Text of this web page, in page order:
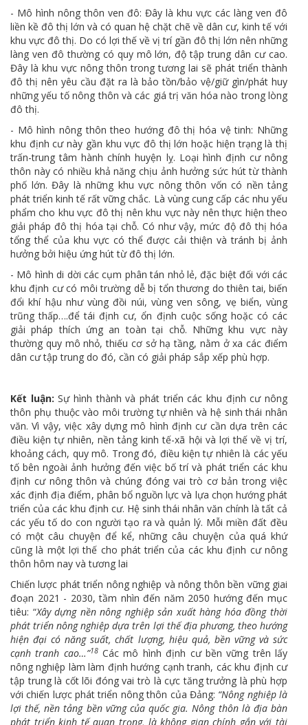
- Mô hình nông thôn ven đô: Đây là khu vực các làng ven đô
liền kề đô thị lớn và có quan hệ chặt chẽ về dân cư, kinh tế với
khu vực đô thị. Do có lợi thế về vị trí gần đô thị lớn nên những
làng ven đô thường có quy mô lớn, độ tập trung dân cư cao.
Đây là khu vực nông thôn trong tương lai sẽ phát triển thành
đô thị nên yêu cầu đặt ra là bảo tồn/bảo vệ/giữ gìn/phát huy
những yếu tố nông thôn và các giá trị văn hóa nào trong lòng
đô thị.
- Mô hình nông thôn theo hướng đô thị hóa vệ tinh: Những
khu định cư này gần khu vực đô thị lớn hoặc hiện trạng là thị
trấn-trung tâm hành chính huyện lỵ. Loại hình định cư nông
thôn này có nhiều khả năng chịu ảnh hưởng sức hút từ thành
phố lớn. Đây là những khu vực nông thôn vốn có nền tảng
phát triển kinh tế rất vững chắc. Là vùng cung cấp các nhu yếu
phẩm cho khu vực đô thị nên khu vực này nên thực hiện theo
giải pháp đô thị hóa tại chỗ. Có như vậy, mức độ đô thị hóa
tổng thể của khu vực có thể được cải thiện và tránh bị ảnh
hưởng bởi hiệu ứng hút từ đô thị lớn.
- Mô hình di dời các cụm phân tán nhỏ lẻ, đặc biệt đối với các
khu định cư có môi trường dễ bị tổn thương do thiên tai, biến
đổi khí hậu như vùng đồi núi, vùng ven sông, vẹ biển, vùng
trũng thấp….để tái định cư, ổn định cuộc sống hoặc có các
giải pháp thích ứng an toàn tại chỗ. Những khu vực này
thường quy mô nhỏ, thiếu cơ sở hạ tầng, nằm ở xa các điểm
dân cư tập trung do đó, cần có giải pháp sắp xếp phù hợp.
Kết luận: Sự hình thành và phát triển các khu định cư nông
thôn phụ thuộc vào môi trường tự nhiên và hệ sinh thái nhân
văn. Vì vậy, việc xây dựng mô hình định cư cần dựa trên các
điều kiện tự nhiên, nền tảng kinh tế-xã hội và lợi thế về vị trí,
khoảng cách, quy mô. Trong đó, điều kiện tự nhiên là các yếu
tố bên ngoài ảnh hưởng đến việc bố trí và phát triển các khu
định cư nông thôn và chúng đóng vai trò cơ bản trong việc
xác định địa điểm, phân bổ nguồn lực và lựa chọn hướng phát
triển của các khu định cư. Hệ sinh thái nhân văn chính là tất cả
các yếu tố do con người tạo ra và quản lý. Mỗi miền đất đều
có một câu chuyện để kể, những câu chuyện của quá khứ
cũng là một lợi thế cho phát triển của các khu định cư nông
thôn hôm nay và tương lai
Chiến lược phát triển nông nghiệp và nông thôn bền vững giai
đoạn 2021 - 2030, tầm nhìn đến năm 2050 hướng đến mục
tiêu: “Xây dựng nền nông nghiệp sản xuất hàng hóa đồng thời
phát triển nông nghiệp dựa trên lợi thế địa phương, theo hướng
hiện đại có năng suất, chất lượng, hiệu quả, bền vững và sức
cạnh tranh cao…”18Các mô hình định cư bền vững trên lấy
nông nghiệp làm làm định hướng cạnh tranh, các khu định cư
tập trung là cốt lõi đóng vai trò là cực tăng trưởng là phù hợp
với chiến lược phát triển nông thôn của Đảng: “Nông nghiệp là
lợi thế, nền tảng bền vững của quốc gia. Nông thôn là địa bàn
phát triển kinh tế quan trọng, là không gian chính gắn với tài